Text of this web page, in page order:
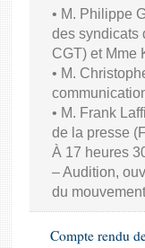
• M. Philippe
des syndicats
CGT) et Mme
• M.
• M. Frank
de la presse
À 17 heures
– Audition,
du
Compte rendu